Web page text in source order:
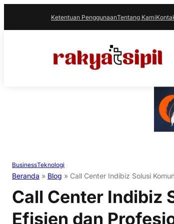
Ketentuan PenggunaanTentang Kami
BusinessTeknologi
Beranda » Blog » Call Center Indibiz Solusi
Call Center Indibiz
Efisien dan